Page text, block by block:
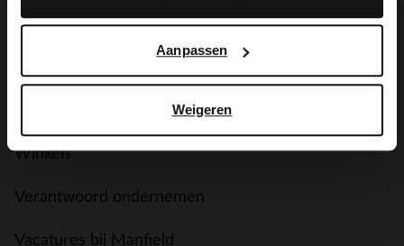
Aanpassen
Weigeren
Ruilen & Retourneren
Winkels
Verantwoord ondernemen
Vacatures bij Manfield